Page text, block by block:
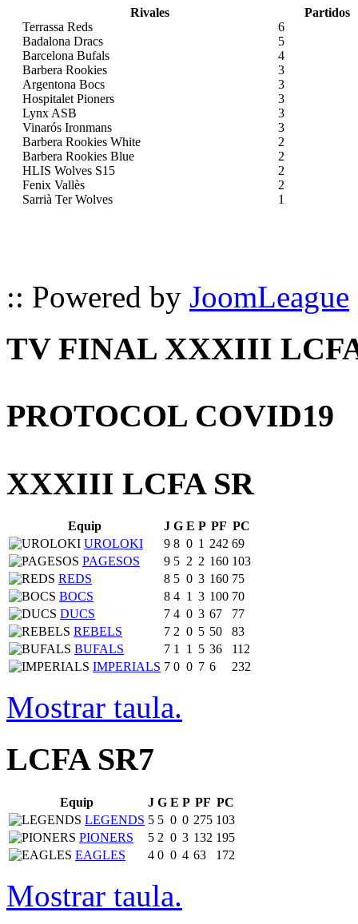
Rivales
Partidos
Terrassa Reds
6
Badalona Dracs
5
Barcelona Bufals
4
Barbera Rookies
3
Argentona Bocs
3
Hospitalet Pioners
3
Lynx ASB
3
Vinarós Ironmans
3
Barbera Rookies White
2
Barbera Rookies Blue
2
HLIS Wolves S15
2
Fenix Vallès
2
Sarrià Ter Wolves
1
:: Powered by JoomLeague
TV FINAL XXXIII
PROTOCOL COVID19
XXXIII LCFA SR
Equip J G E P PF PC
UROLOKI
9 8 0 1 242 69
PAGESOS
9 5 2 2 160 103
REDS
8 5 0 3 160 75
BOCS
8 4 1 3 100 70
DUCS
7 4 0 3 67
77
REBELS
7 2 0 5 50
83
BUFALS
7 1 1 5 36
112
IMPERIALS 7 0 0 7 6 232
Mostrar taula.
LCFA SR7
Equip J G E P PF PC
LEGENDS 5 5 0 0 275 103
PIONERS
5 2 0 3 132 195
EAGLES
4 0 0 4 63 172
Mostrar taula.